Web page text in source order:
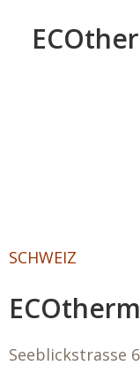
SCHWEIZ
Seeblickstrasse 6